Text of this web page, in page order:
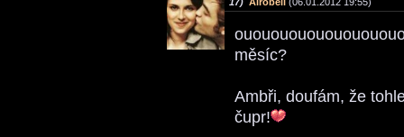
17) Alrobell (06.01.2012 19:55)
měsíc?
Ambři, doufám, že
čupr!